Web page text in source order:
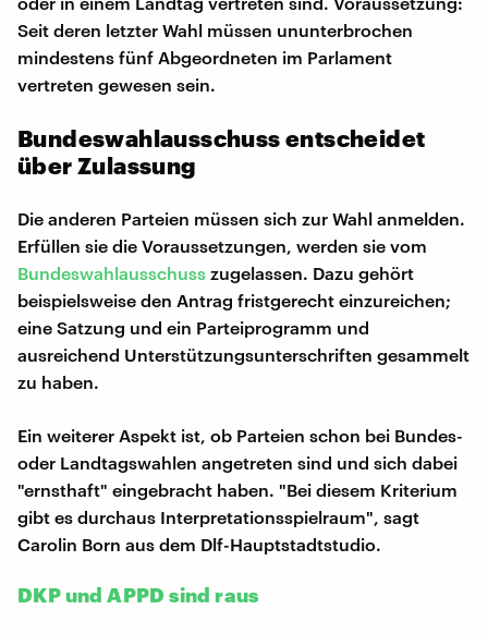
Seit deren letzter Wahl müssen ununterbrochen
mindestens fünf Abgeordneten im Parlament
vertreten gewesen sein.
Bundeswahlausschuss entscheidet
über Zulassung
Die anderen Parteien müssen sich zur Wahl anmelden.
Erfüllen sie die Voraussetzungen, werden sie vom
Bundeswahlausschuss zugelassen. Dazu gehört
beispielsweise den Antrag fristgerecht einzureichen;
eine Satzung und ein Parteiprogramm und
ausreichend Unterstützungsunterschriften gesammelt
zu haben.
Ein weiterer Aspekt ist, ob Parteien schon bei Bundes-
oder Landtagswahlen angetreten sind und sich dabei
"ernsthaft" eingebracht haben. "Bei diesem Kriterium
gibt es durchaus Interpretationsspielraum", sagt
Carolin Born aus dem Dlf-Hauptstadtstudio.
DKP und APPD sind raus